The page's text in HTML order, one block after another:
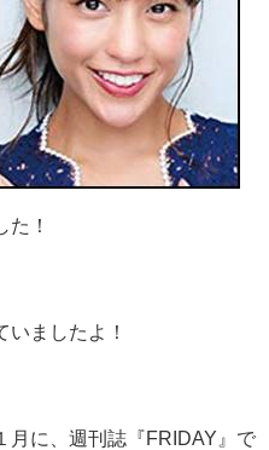
た！
ましたよ！
月に、週刊誌『FRIDAY』で